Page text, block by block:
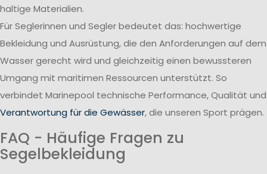
haltige Materialien.
Für Seglerinnen und Segler bedeutet das: hochwertige
Bekleidung und Ausrüstung, die den Anforderungen auf dem
Wasser gerecht wird und gleichzeitig einen bewussteren
Umgang mit maritimen Ressourcen unterstützt. So
verbindet Marinepool technische Performance, Qualität und
Verantwortung für die Gewässer, die unseren Sport prägen.
FAQ - Häufige Fragen zu
Segelbekleidung